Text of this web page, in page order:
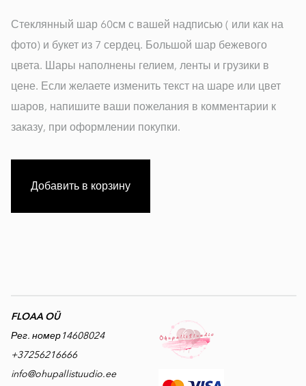
Стеклянный шар 60см с вашей надписью ( или как на
фото) и букет из 7 сердец. Большой шар бежевого
цвета. Шары наполнены гелием, ленты и грузики в
цене. Если желаете изменить текст на шаре или цвет
шаров, напишите ваши пожелания в комментарии к
заказу, при оформлении покупки.
Добавить в корзину
FLOAA OÜ
Рег. номер14608024
+37256216666
info@ohupallistuudio.ee